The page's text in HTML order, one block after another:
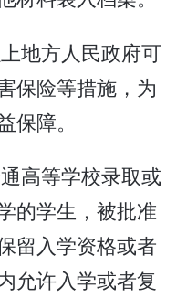
地方人民政府可
保险等措施，为
障。
高等学校录取或
的学生，被批准
留入学资格或者
允许入学或者复